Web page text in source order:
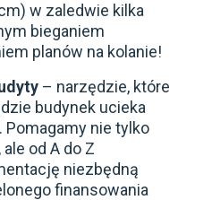
w zaledwie kilka
bieganiem
planów na kolanie!
– narzędzie, które
budynek ucieka
Pomagamy nie tylko
od A do Z
niezbędną
finansowania